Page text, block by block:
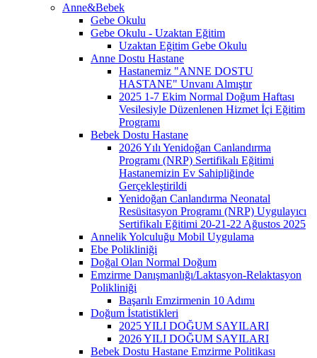
Anne&Bebek
Gebe Okulu
Gebe Okulu - Uzaktan Eğitim
Uzaktan Eğitim Gebe Okulu
Anne Dostu Hastane
Hastanemiz "ANNE DOSTU
HASTANE" Unvanı Almıştır
2025 1-7 Ekim Normal Doğum Haftası
Vesilesiyle Düzenlenen Hizmet İçi Eğitim
Programı
Bebek Dostu Hastane
2026 Yılı Yenidoğan Canlandırma
Programı (NRP) Sertifikalı Eğitimi
Hastanemizin Ev Sahipliğinde
Gerçekleştirildi
Yenidoğan Canlandırma Neonatal
Resüsitasyon Programı (NRP) Uygulayıcı
Sertifikalı Eğitimi 20-21-22 Ağustos 2025
Annelik Yolculuğu Mobil Uygulama
Ebe Polikliniği
Doğal Olan Normal Doğum
Emzirme Danışmanlığı/Laktasyon-Relaktasyon
Polikliniği
Başarılı Emzirmenin 10 Adımı
Doğum İstatistikleri
2025 YILI DOĞUM SAYILARI
2026 YILI DOĞUM SAYILARI
Bebek Dostu Hastane Emzirme Politikası